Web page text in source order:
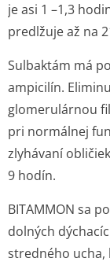
je asi 1 –1,3
predlžuje až na
Sulbaktám má
ampicilín.
glomerulárnou
pri normálnej
zlyhávaní
9 hodín.
BITAMMON sa
dolných
stredného ucha,